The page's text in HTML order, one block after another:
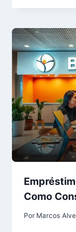
Como
Por Marcos